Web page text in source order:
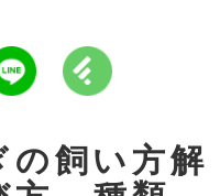
の飼い方解